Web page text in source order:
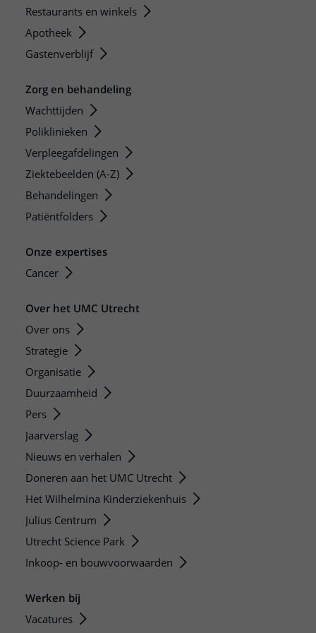
Restaurants en winkels
Apotheek
Gastenverblijf
Zorg en behandeling
Wachttijden
Poliklinieken
Verpleegafdelingen
Ziektebeelden (A-Z)
Behandelingen
Patiëntfolders
Onze expertises
Cancer
Over het UMC Utrecht
Over ons
Strategie
Organisatie
Duurzaamheid
Pers
Jaarverslag
Nieuws en verhalen
Doneren aan het UMC Utrecht
Het Wilhelmina Kinderziekenhuis
Julius Centrum
Utrecht Science Park
Inkoop- en bouwvoorwaarden
Werken bij
Vacatures